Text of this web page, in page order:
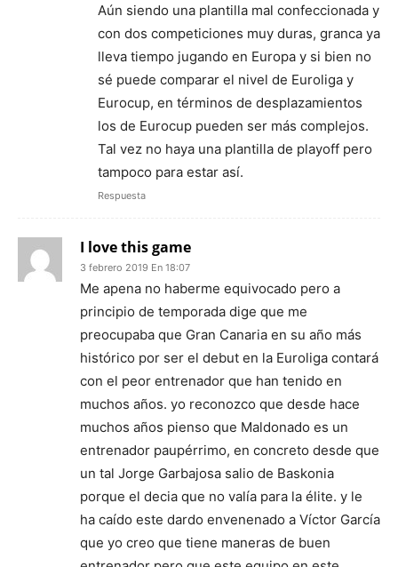
Aún siendo una plantilla mal confeccionada y
con dos competiciones muy duras, granca ya
lleva tiempo jugando en Europa y si bien no
sé puede comparar el nivel de Euroliga y
Eurocup, en términos de desplazamientos
los de Eurocup pueden ser más complejos.
Tal vez no haya una plantilla de playoff pero
tampoco para estar así.
Respuesta
I love this game
3 febrero 2019 En 18:07
Me apena no haberme equivocado pero a
principio de temporada dige que me
preocupaba que Gran Canaria en su año más
histórico por ser el debut en la Euroliga contará
con el peor entrenador que han tenido en
muchos años. yo reconozco que desde hace
muchos años pienso que Maldonado es un
entrenador paupérrimo, en concreto desde que
un tal Jorge Garbajosa salio de Baskonia
porque el decia que no valía para la élite. y le
ha caído este dardo envenenado a Víctor García
que yo creo que tiene maneras de buen